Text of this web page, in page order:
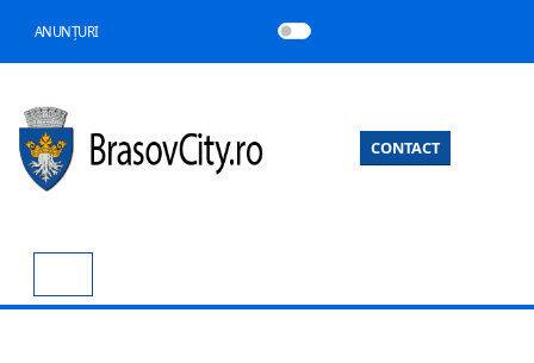
ANUNȚURI
CONTACT